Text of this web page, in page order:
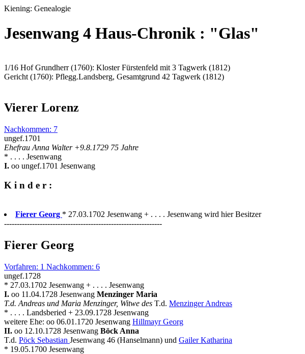
Kiening: Genealogie
Jesenwang 4 Haus-Chronik : "Glas"
1/16 Hof Grundherr (1760): Kloster Fürstenfeld mit 3 Tagwerk (1812)
Gericht (1760): Pflegg.Landsberg, Gesamtgrund 42 Tagwerk (1812)
Vierer Lorenz
Nachkommen: 7
ungef.1701
Ehefrau Anna Walter +9.8.1729 75 Jahre
* . . . . Jesenwang
I. oo ungef.1701 Jesenwang
K i n d e r :
Fierer Georg * 27.03.1702 Jesenwang + . . . . Jesenwang wird hier Besitzer
--------------------------------------------------------------
Fierer Georg
Vorfahren: 1 Nachkommen: 6
ungef.1728
* 27.03.1702 Jesenwang + . . . . Jesenwang
I. oo 11.04.1728 Jesenwang Menzinger Maria
T.d. Andreas und Maria Menzinger, Witwe des T.d. Menzinger Andreas
* . . . . Landsberied + 23.09.1728 Jesenwang
weitere Ehe: oo 06.01.1720 Jesenwang Hillmayr Georg
II. oo 12.10.1728 Jesenwang Böck Anna
T.d. Pöck Sebastian Jesenwang 46 (Hanselmann) und Gailer Katharina
* 19.05.1700 Jesenwang